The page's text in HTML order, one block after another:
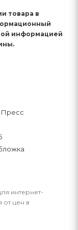
товара в
информацией
интернет-
от цен в